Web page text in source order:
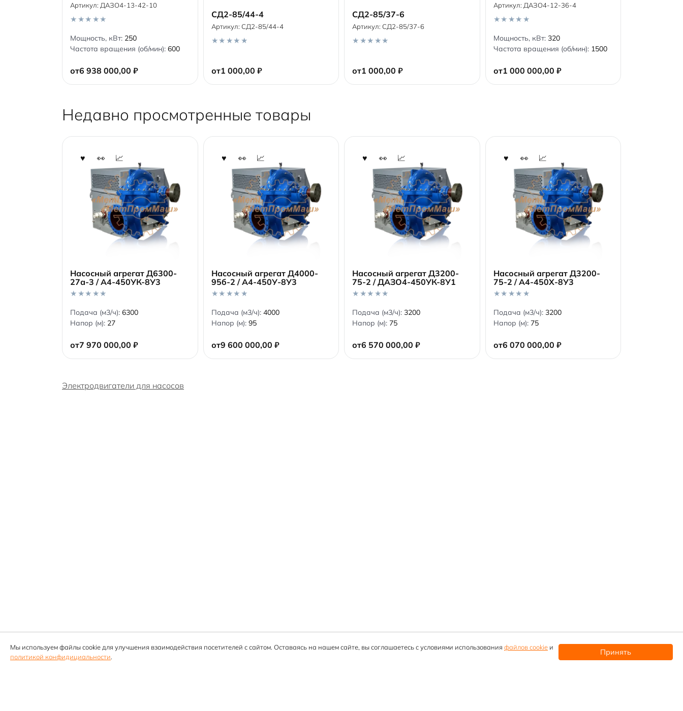
от6 938 000,00 ₽
Артикул: ДАЗО4-13-42-10
0
o
u
f
Мощность, кВт: 250
Частота вращения (об/мин): 600
В корзину
СД2-85/44-4
от1 000,00 ₽
Артикул: СД2-85/44-4
u
o
В корзину
СД2-85/37-6
от1 000,00 ₽
Артикул: СД2-85/37-6
u
o
от1 000 000,00 ₽
Артикул: ДАЗО4-12-36-4
0
o
u
f
Мощность, кВт: 320
Частота вращения (об/мин): 1500
Недавно просмотренные товары
Насосный агрегат Д6300-
27а-3 / А4-450УК-8У3
от7 970 000,00 ₽
0
o
u
f
Подача (м3/ч): 6300
Напор (м): 27
Насосный агрегат Д4000-
95б-2 / А4-450У-8У3
от9 600 000,00 ₽
0
o
u
f
Подача (м3/ч): 4000
Напор (м): 95
Насосный агрегат Д3200-
75-2 / ДАЗО4-450УК-8У1
от6 570 000,00 ₽
0
o
u
f
Подача (м3/ч): 3200
Напор (м): 75
Насосный агрегат Д3200-
75-2 / А4-450Х-8У3
от6 070 000,00 ₽
0
o
u
f
Подача (м3/ч): 3200
Напор (м): 75
Электродвигатели для насосов
Мы используем файлы cookie для улучшения взаимодействия посетителей с сайтом. Оставаясь на нашем сайте, вы соглашаетесь с условиями использования файлов cookie и
политикой конфидициальности
Принять